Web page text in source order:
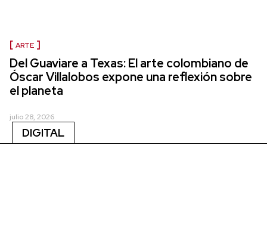
ARTE
Del Guaviare a Texas: El arte colombiano de
Óscar Villalobos expone una reflexión sobre
el planeta
julio 28, 2026
DIGITAL